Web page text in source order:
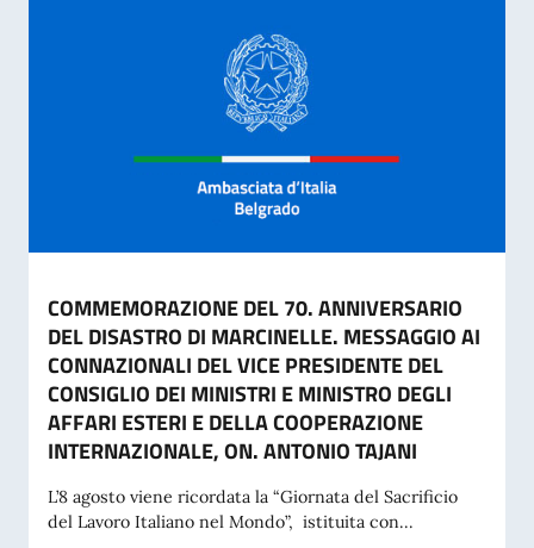
COMMEMORAZIONE DEL 70. ANNIVERSARIO
DEL DISASTRO DI MARCINELLE. MESSAGGIO AI
CONNAZIONALI DEL VICE PRESIDENTE DEL
CONSIGLIO DEI MINISTRI E MINISTRO DEGLI
AFFARI ESTERI E DELLA COOPERAZIONE
INTERNAZIONALE, ON. ANTONIO TAJANI
L’8 agosto viene ricordata la “Giornata del Sacrificio
del Lavoro Italiano nel Mondo”, istituita con...